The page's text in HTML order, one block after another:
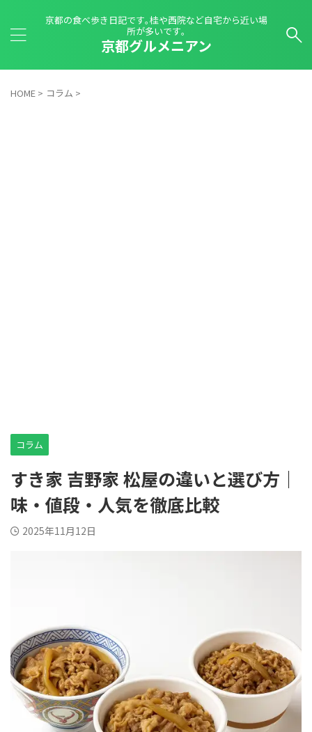
京都の食べ歩き日記です｡桂や西院など自宅から近い場
所が多いです｡
京都グルメニアン
HOME > コラム >
コラム
すき家 吉野家 松屋の違いと選び方｜
味・値段・人気を徹底比較
2025年11月12日